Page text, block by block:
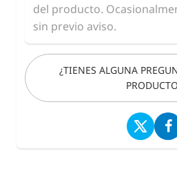
del producto.
sin previo aviso.
¿TIENES ALGUNA